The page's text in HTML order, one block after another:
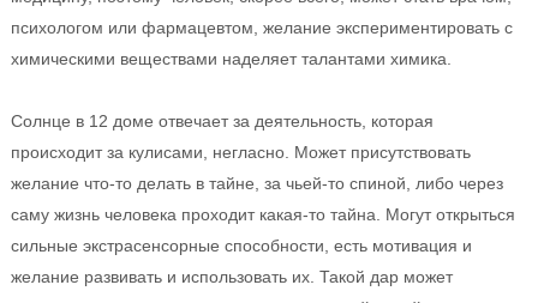
психологом или фармацевтом, желание экспериментировать с
химическими веществами наделяет талантами химика.
Солнце в 12 доме отвечает за деятельность, которая
происходит за кулисами, негласно. Может присутствовать
желание что-то делать в тайне, за чьей-то спиной, либо через
саму жизнь человека проходит какая-то тайна. Могут открыться
сильные экстрасенсорные способности, есть мотивация и
желание развивать и использовать их. Такой дар может